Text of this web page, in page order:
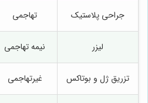
جراحی پلاستیک تهاجمی
لیزر نیمه تهاجمی
تزریق ژل و بوتاکس غیرتهاجمی